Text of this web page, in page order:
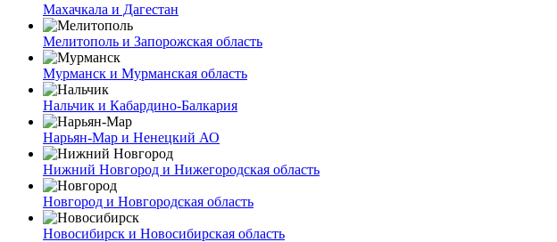
Махачкала и Дагестан
Мелитополь и Запорожская область
Мурманск и Мурманская область
Нальчик и Кабардино-Балкария
Нарьян-Мар и Ненецкий АО
Нижний Новгород и Нижегородская область
Новгород и Новгородская область
Новосибирск и Новосибирская область